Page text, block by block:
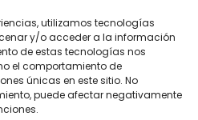
utilizamos tecnologías
y/o acceder a la información
de estas tecnologías nos
el comportamiento de
únicas en este sitio. No
puede afectar negativamente